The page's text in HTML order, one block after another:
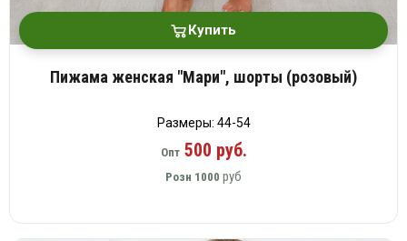
Купить
Пижама женская "Мари", шорты (розовый)
Размеры: 44-54
Опт500 руб.
Розн 1000 руб